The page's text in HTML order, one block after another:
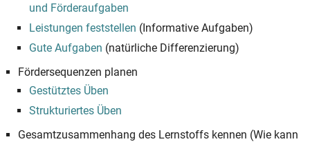
und Förderaufgaben
Leistungen feststellen (Informative Aufgaben)
Gute Aufgaben (natürliche Differenzierung)
Fördersequenzen planen
Gestütztes Üben
Strukturiertes Üben
Gesamtzusammenhang des Lernstoffs kennen (Wie kann